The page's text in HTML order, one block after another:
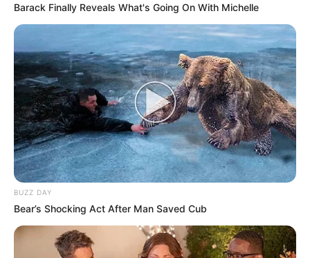
Barack Finally Reveals What's Going On With Michelle
BUZZ DAY
Bear’s Shocking Act After Man Saved Cub